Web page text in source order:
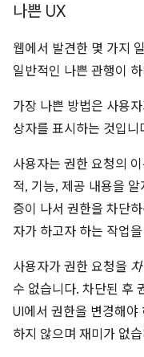
나쁜 UX
웹에서 발견한 몇 가지
일반적인 나쁜 관행이
가장 나쁜 방법은 사용
상자를 표시하는 것입니
사용자는 권한 요청의
적, 기능, 제공 내용을
증이 나서 권한을 차단
자가 하고자 하는 작업
사용자가 권한 요청을
수 없습니다. 차단된 후
UI에서 권한을 변경해
하지 않으며 재미가 없